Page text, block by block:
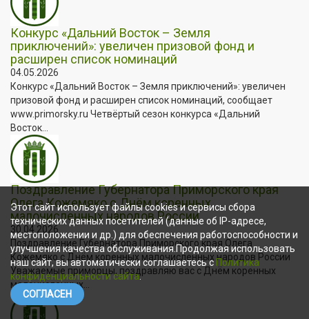
Конкурс «Дальний Восток – Земля
приключений»: увеличен призовой фонд и
расширен список номинаций
04.05.2026
Конкурс «Дальний Восток – Земля приключений»: увеличен
призовой фонд и расширен список номинаций, сообщает
www.primorsky.ru Четвёртый сезон конкурса «Дальний
Восток...
Поздравление Губернатора Приморского края
Олега Кожемяко с Днём коренных
малочисленных народов России
30.04.2026
Поздравление Губернатора Приморского края Олега
Кожемяко с Днём коренных малочисленных народов России
Уважаемые приморцы, поздравляю вас с Днём коренных
малочисленных...
Этот сайт использует файлы cookies и сервисы сбора
технических данных посетителей (данные об IP-адресе,
местоположении и др.) для обеспечения работоспособности и
улучшения качества обслуживания.Продолжая использовать
наш сайт, вы автоматически соглашаетесь с Политика
конфиденциальности сайта.
СОГЛАСЕН